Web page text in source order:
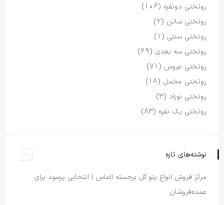
روتختی دونفره (106)
روتختی ساتن (2)
روتختی سنتی (1)
روتختی سه بعدی (69)
روتختی عروس (71)
روتختی مخمل (18)
روتختی نوزاد (3)
روتختی یک نفره (83)
نوشته‌های تازه
مرکز فروش انواع پتو گل برجسته الماس | انتخابی پرسود برای
عمده‌فروشان